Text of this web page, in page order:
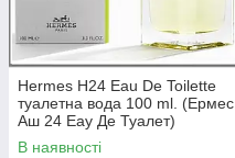
Hermes H24 Eau De Toilette
туалетна вода 100 ml. (Ермес
Аш 24 Еау Де Туалет)
В наявності